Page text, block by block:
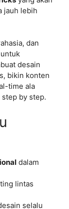
jauh lebih
dan
desain
bikin konten
time ala
by step.
dalam
lintas
selalu